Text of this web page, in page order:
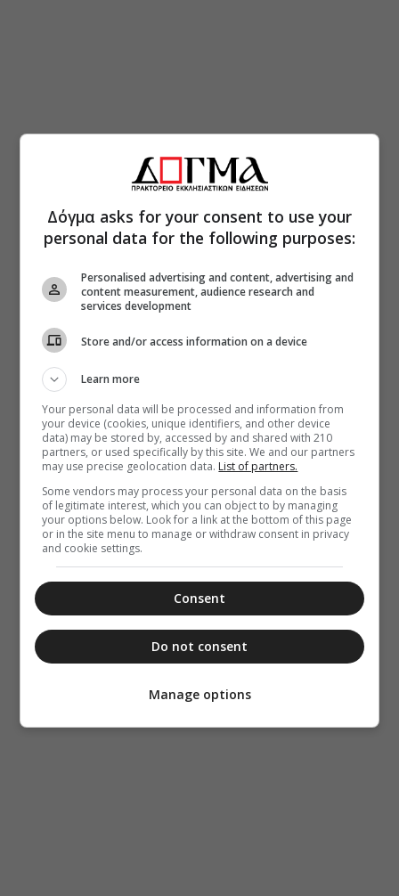
Δόγμα asks for your consent to use your
personal data for the following purposes:
Personalised advertising and content, advertising and
content measurement, audience research and
services development
Store and/or access information on a device
Learn more
Your personal data will be processed and information from
your device (cookies, unique identifiers, and other device
data) may be stored by, accessed by and shared with 210
partners, or used specifically by this site. We and our partners
may use precise geolocation data. List of partners.
Some vendors may process your personal data on the basis
of legitimate interest, which you can object to by managing
your options below. Look for a link at the bottom of this page
or in the site menu to manage or withdraw consent in privacy
and cookie settings.
Consent
Do not consent
Manage options